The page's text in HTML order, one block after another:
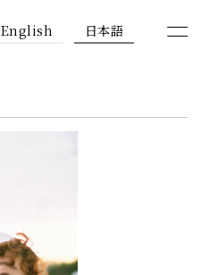
English 日本語